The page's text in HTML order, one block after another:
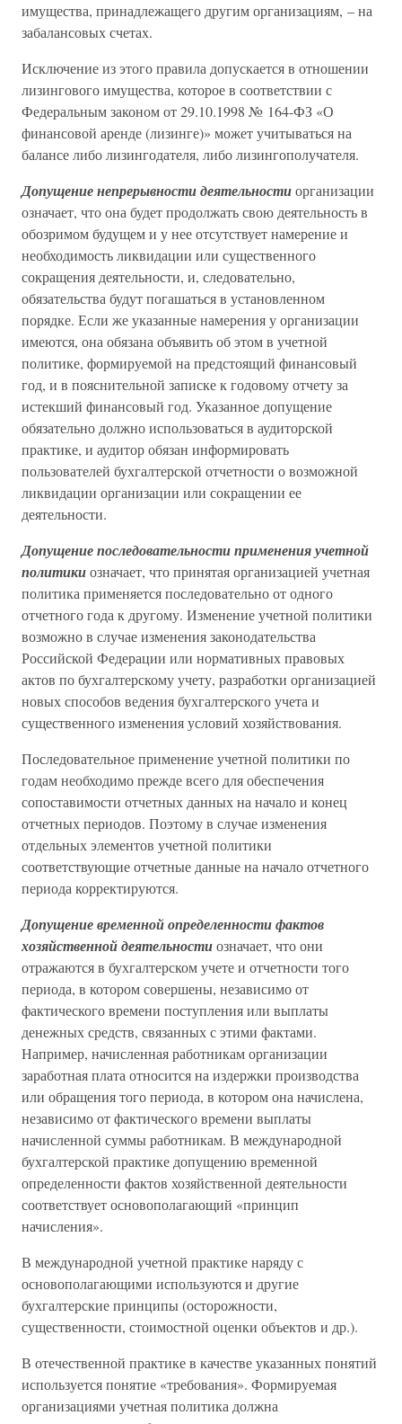
имущества, принадлежащего другим организациям, – на
забалансовых счетах.
Исключение из этого правила допускается в отношении
лизингового имущества, которое в соответствии с
Федеральным законом от 29.10.1998 № 164-ФЗ «О
финансовой аренде (лизинге)» может учитываться на
балансе либо лизингодателя, либо лизингополучателя.
Допущение непрерывности деятельностиорганизации
означает, что она будет продолжать свою деятельность в
обозримом будущем и у нее отсутствует намерение и
необходимость ликвидации или существенного
сокращения деятельности, и, следовательно,
обязательства будут погашаться в установленном
порядке. Если же указанные намерения у организации
имеются, она обязана объявить об этом в учетной
политике, формируемой на предстоящий финансовый
год, и в пояснительной записке к годовому отчету за
истекший финансовый год. Указанное допущение
обязательно должно использоваться в аудиторской
практике, и аудитор обязан информировать
пользователей бухгалтерской отчетности о возможной
ликвидации организации или сокращении ее
деятельности.
Допущение последовательности применения учетной
политикиозначает, что принятая организацией учетная
политика применяется последовательно от одного
отчетного года к другому. Изменение учетной политики
возможно в случае изменения законодательства
Российской Федерации или нормативных правовых
актов по бухгалтерскому учету, разработки организацией
новых способов ведения бухгалтерского учета и
существенного изменения условий хозяйствования.
Последовательное применение учетной политики по
годам необходимо прежде всего для обеспечения
сопоставимости отчетных данных на начало и конец
отчетных периодов. Поэтому в случае изменения
отдельных элементов учетной политики
соответствующие отчетные данные на начало отчетного
периода корректируются.
Допущение временной определенности фактов
хозяйственной деятельностиозначает, что они
отражаются в бухгалтерском учете и отчетности того
периода, в котором совершены, независимо от
фактического времени поступления или выплаты
денежных средств, связанных с этими фактами.
Например, начисленная работникам организации
заработная плата относится на издержки производства
или обращения того периода, в котором она начислена,
независимо от фактического времени выплаты
начисленной суммы работникам. В международной
бухгалтерской практике допущению временной
определенности фактов хозяйственной деятельности
соответствует основополагающий «принцип
начисления».
В международной учетной практике наряду с
основополагающими используются и другие
бухгалтерские принципы (осторожности,
существенности, стоимостной оценки объектов и др.).
В отечественной практике в качестве указанных понятий
используется понятие «требования». Формируемая
организациями учетная политика должна